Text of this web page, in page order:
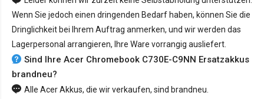
Wenn Sie jedoch einen dringenden Bedarf haben, können Sie die
Dringlichkeit bei Ihrem Auftrag anmerken, und wir werden das
Lagerpersonal arrangieren, Ihre Ware vorrangig ausliefert.
Sind Ihre Acer Chromebook C730E-C9NN Ersatzakkus
brandneu?
Alle Acer Akkus, die wir verkaufen, sind brandneu.